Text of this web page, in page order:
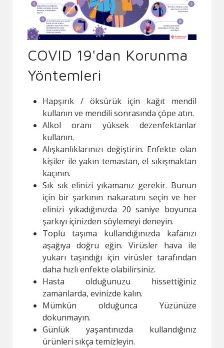
COVID 19'dan Korunma
Yöntemleri
Hapşırık / öksürük için kağıt mendil
kullanın ve mendili sonrasında çöpe atın.
Alkol oranı yüksek dezenfektanlar
kullanın.
Alışkanlıklarınızı değiştirin. Enfekte olan
kişiler ile yakın temastan, el sıkışmaktan
kaçının.
Sık sık elinizi yıkamanız gerekir. Bunun
için bir şarkının nakaratını seçin ve her
elinizi yıkadığınızda 20 saniye boyunca
şarkıyı içinizden söylemeyi deneyin.
Toplu taşıma kullandığınızda kafanızı
aşağıya doğru eğin. Virüsler hava ile
yukarı taşındığı için virüsler tarafından
daha hızlı enfekte olabilirsiniz.
Hasta olduğunuzu hissettiğiniz
zamanlarda, evinizde kalın.
Mümkün olduğunca Yüzünüze
dokunmayın.
Günlük yaşantınızda kullandığınız
ürünleri sıkça temizleyin.